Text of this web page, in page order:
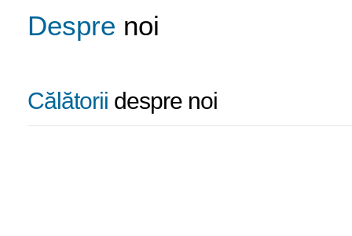
Despre noi
Călătorii despre noi